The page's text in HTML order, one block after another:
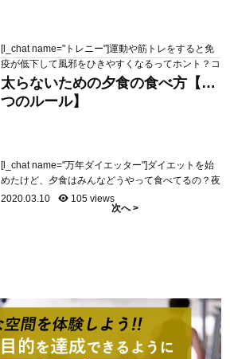
[l_chat name="トレニー"]運動や筋トレをすると免
疫が低下して風邪をひきやすくなるってホント？コ
ロナが怖くてお家から出れないけど、運動したい…
こんな状況の中どんなことをすればいいのか教えて
ほしい… [/l_chat] こういった疑問にお答えしていき
2020.03.16 251 views
太らないための夕食の食べ方【5
つのルール】
[l_chat name="万年ダイエッター"]ダイエットを始
めたけど、夕食はみんなどうやって食べてるの？夜
は太りやすいって聞くから食べない方がいいの？で
もお腹が空くから食べたい！どう工夫して食べれば
2020.03.10
105 views
次へ >